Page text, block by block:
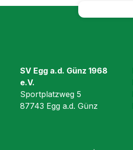
SV Egg a.d. Günz 1968
e.V.
Sportplatzweg 5
87743 Egg a.d. Günz